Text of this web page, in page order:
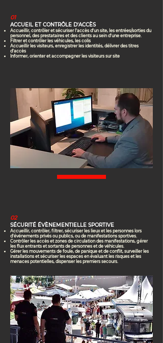
01
ACCUEIL ET CONTRÔLE D'ACCÈS
Accueillir, contrôler et sécuriser l’accès d’un site, les entrées/sorties du
personnel, des prestataires et des clients au sein d’une entreprise.
Filtrer et contrôler les véhicules, les colis
Accueillir les visiteurs, enregistrer les identités, délivrer des titres
d’accès
Informer, orienter et accompagner les visiteurs sur site
02
SÉCURITÉ ÉVÈNEMENTIELLE SPORTIVE
Accueillir, contrôler, filtrer, sécuriser les lieux et les personnes lors
d'événements privés ou publics, ou de manifestations sportives.
Contrôler les accès et zones de circulation des manifestations, gérer
les flux entrants et sortants de personnes et de véhicules.
Gérer les mouvements de foule, de panique et de conflit, surveiller les
installations et sécuriser les espaces en évaluant les risques et les
menaces potentielles, dispenser les premiers secours.